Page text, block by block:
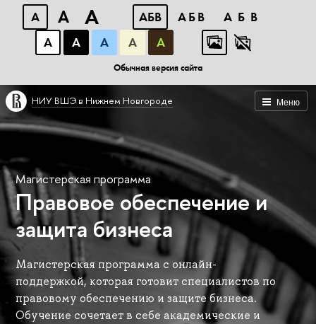
A A A АБВ АБВ
АБВ
А
А А А А
Обычная версия сайта
Меню
НИУ ВШЭ в Нижнем Новгороде
Магистерская программа
Правовое обеспечение и
защита бизнеса
Магистерская программа с онлайн-
поддержкой, которая готовит специалистов по
правовому обеспечению и защите бизнеса.
Обучение сочетает в себе академические и